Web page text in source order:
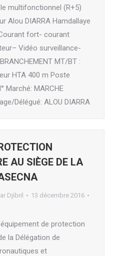
multifonctionnel (R+5)
Alou DIARRA Hamdallaye
fort- courant
Vidéo surveillance-
MT/BT :
HTA 400 m Poste
Marché: MARCHE
Délégué: ALOU DIARRA
AU SIÈGE DE LA
Djibril
13 décembre 2016
de protection
la Délégation de
et